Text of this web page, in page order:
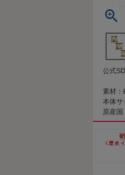
公式
素材：
本体サ
原産国